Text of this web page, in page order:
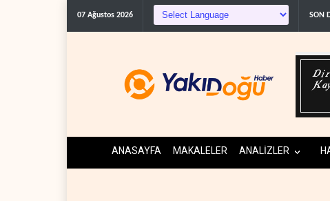
07 Ağustos 2026 SON
The Telegraph:
ANASAYFA MAKALELER ANALİZLER